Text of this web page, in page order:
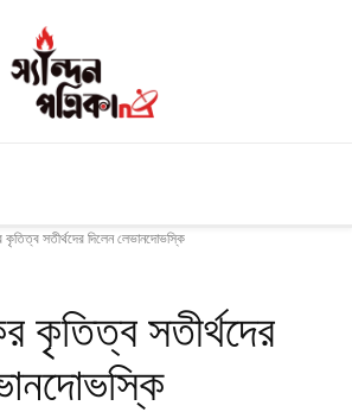
কৃতিত্ব সতীর্থদের দিলেন লেভানদোভস্কি
কৃতিত্ব সতীর্থদের